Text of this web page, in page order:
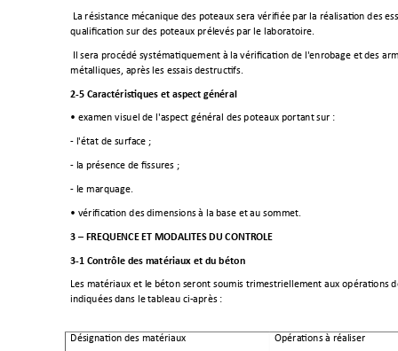
La résistance mécanique des poteaux sera vérifiée par la réalisation des
qualification sur des poteaux prélevés par le laboratoire.
Il sera procédé systématiquement à la vérification de l'enrobage et des
métalliques, après les essais destructifs.
2-5 Caractéristiques et aspect général
• examen visuel de l'aspect général des poteaux portant sur :
- l'état de surface ;
- la présence de fissures ;
- le marquage.
• vérification des dimensions à la base et au sommet.
3 – FREQUENCE ET MODALITES DU CONTROLE
3-1 Contrôle des matériaux et du béton
Les matériaux et le béton seront soumis trimestriellement aux opérations
indiquées dans le tableau ci-après :
Désignation des matériaux Opérations à réaliser